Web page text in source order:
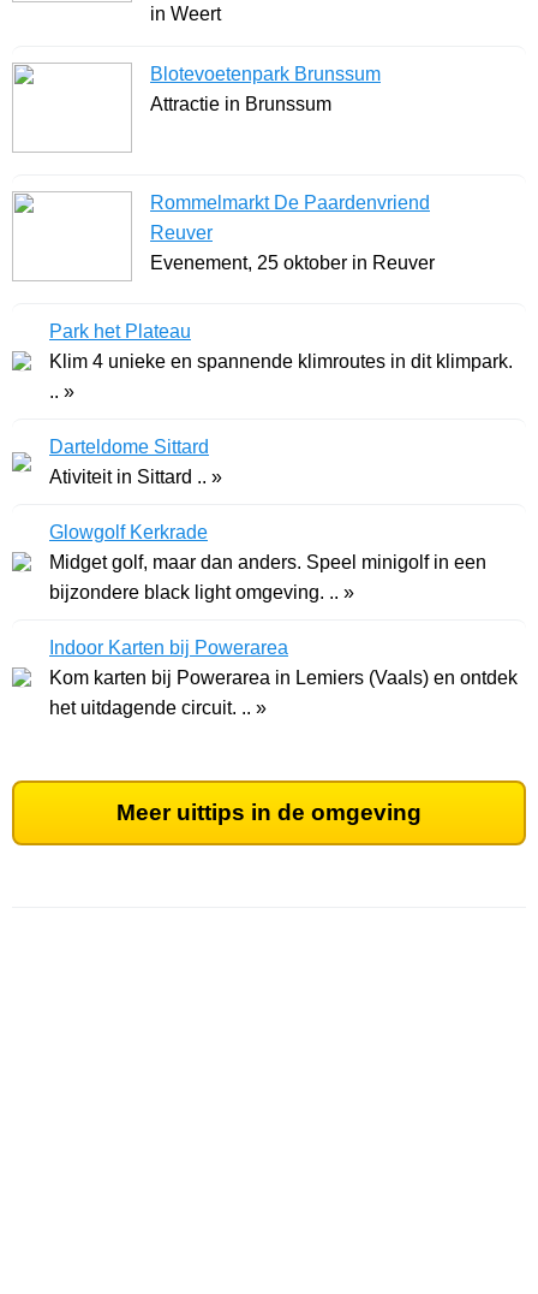
in Weert
Blotevoetenpark Brunssum
Attractie in Brunssum
Rommelmarkt De Paardenvriend
Reuver
Evenement, 25 oktober in Reuver
Park het Plateau
Klim 4 unieke en spannende klimroutes in dit klimpark.
.. »
Darteldome Sittard
Ativiteit in Sittard .. »
Glowgolf Kerkrade
Midget golf, maar dan anders. Speel minigolf in een
bijzondere black light omgeving. .. »
Indoor Karten bij Powerarea
Kom karten bij Powerarea in Lemiers (Vaals) en ontdek
het uitdagende circuit. .. »
Meer uittips in de omgeving